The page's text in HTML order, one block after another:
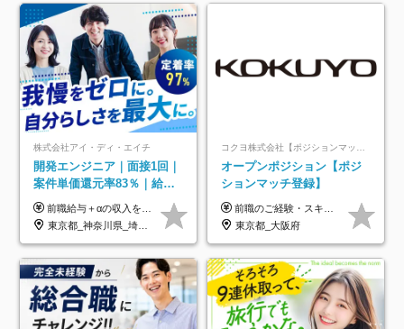
株式会社アイ・ディ・エイチ
開発エンジニア｜面接1回｜
案件単価還元率83％｜給与
UP保証｜年休140日｜在宅
利用率9割｜独立支援・副業
制度
前職給与＋αの収入を保証 月給42万円～120万円＋各種手当＋賞与 給与基準が明確かつ高還元です。 一人ひとりが安定した環境のもと、長く活躍できる職場を目指しています。 ※平均年収650万円 ・還元率83％ ・各種手当について 職能手当／職務手当／資格手当／営業手当 など ※前職での経験・能力、給与などを考慮の上、当社規定により優遇いたします ※試用期間あり（3ヶ月／期間中の条件に変動はありません） ※上記金額には固定残業代（78,948円～225,564円/月30時間分）を含みます 超過分は別途全額支給いたします ・年収UPを保証 過去には転職時に〈年収200万円UP〉したエンジニアも在籍しています。入社時だけでなく、入社後も安心の給与水準で働ける環境です。キャリアや技術力が正当に評価されていないと感じていたら、一度面接でお話ししましょう！ 当社では管理職の人数は最低限にし、無駄な管理をしません。その費用削減分を社員の給与に還元しています！
東京都_神奈川県_埼玉県_千葉県_大阪府_愛知県_北海道_青森県_岩手県_宮城県_秋田県_山形県_福島県_茨城県_栃木県_群馬県_新潟県_山梨県_長野県_富山県_石川県_福井県_静岡県_岐阜県_三重県_兵庫県_京都府_滋賀県_奈良県_和歌山県_広島県_岡山県_鳥取県_島根県_山口県_徳島県_香川県_愛媛県_高知県_福岡県_熊本県_佐賀県_長崎県_大分県_宮崎県_鹿児島県_沖縄県
オープンポジション【ポジ
ションマッチ登録】
前職のご経験・スキル等を考慮して決定します。
東京都_大阪府